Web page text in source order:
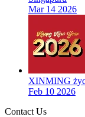
Mar 14 2026
XINMING
Feb 10 2026
Contact Us